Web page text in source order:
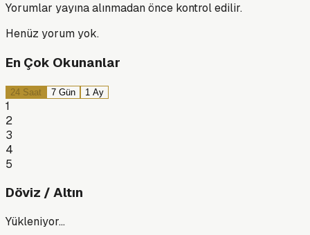
Yorumlar yayına alınmadan önce kontrol edilir.
Henüz yorum yok.
En Çok Okunanlar
24 Saat 7 Gün 1 Ay
1
2
3
4
5
Döviz / Altın
Yükleniyor…